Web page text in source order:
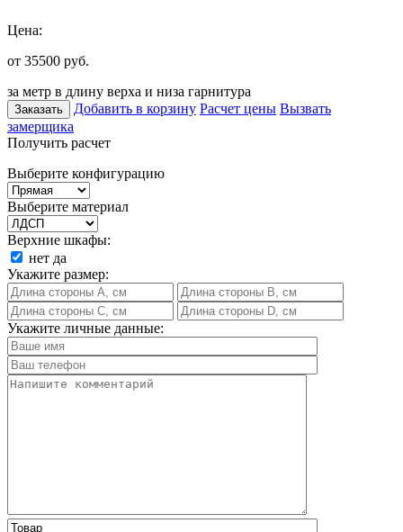
Цена:
от 35500 руб.
за метр в длину верха и низа гарнитура
Заказать Добавить в корзину Расчет цены Вызвать
замерщика
Получить расчет
Выберите конфигурацию
Выберите материал
Верхние шкафы:
нет да
Укажите размер:
Укажите личные данные: